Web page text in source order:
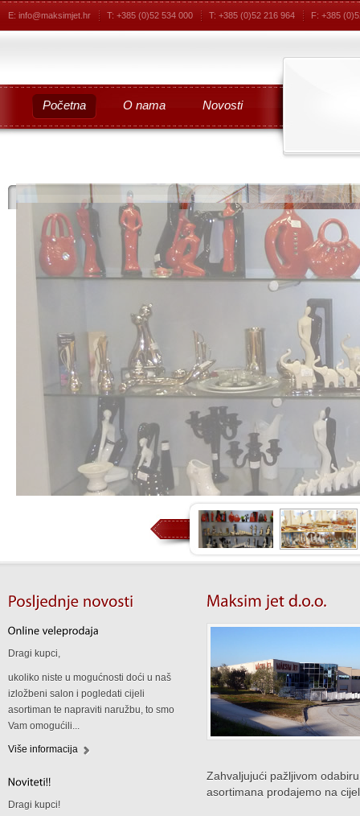
E: info@maksimjet.hr T: +385 (0)52 534 000 T: +385 (0)52 216 964 F: +385
Početna O nama Novosti
Dragi kupci,
ukoliko niste u mogućnosti doći u naš
izložbeni salon i pogledati cijeli
asortiman te napraviti naružbu, to smo
Vam omogućili...
Više informacija
Dragi kupci!
Zahvaljujući pažljivom
asortimana prodajemo na